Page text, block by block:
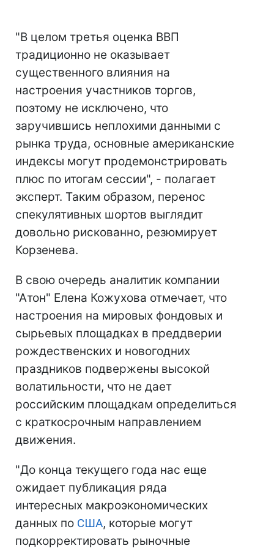
"В целом третья оценка ВВП
традиционно не оказывает
существенного влияния на
настроения участников торгов,
поэтому не исключено, что
заручившись неплохими данными с
рынка труда, основные американские
индексы могут продемонстрировать
плюс по итогам сессии", - полагает
эксперт. Таким образом, перенос
спекулятивных шортов выглядит
довольно рискованно, резюмирует
Корзенева.
В свою очередь аналитик компании
"Атон" Елена Кожухова отмечает, что
настроения на мировых фондовых и
сырьевых площадках в преддверии
рождественских и новогодних
праздников подвержены высокой
волатильности, что не дает
российским площадкам определиться
с краткосрочным направлением
движения.
"До конца текущего года нас еще
ожидает публикация ряда
интересных макроэкономических
данных по США, которые могут
подкорректировать рыночные